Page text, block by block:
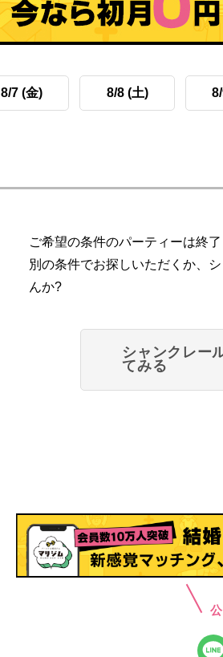
8/7 (金) 8/8 (土)
ご希望の条件のパーティーは終了
別の条件でお探しいただくか、
んか?
シャンクレー
てみる